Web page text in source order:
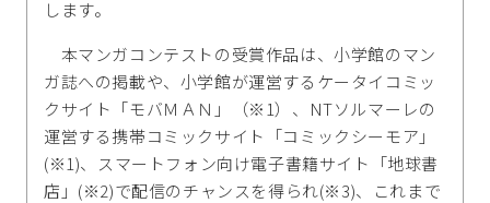
します。
本マンガコンテストの受賞作品は、小学館のマン
ガ誌への掲載や、小学館が運営するケータイコミッ
クサイト「モバＭＡＮ」（※1）、NTソルマーレの
運営する携帯コミックサイト「コミックシーモア」
(※1)、スマートフォン向け電子書籍サイト「地球書
店」(※2)で配信のチャンスを得られ(※3)、これまで